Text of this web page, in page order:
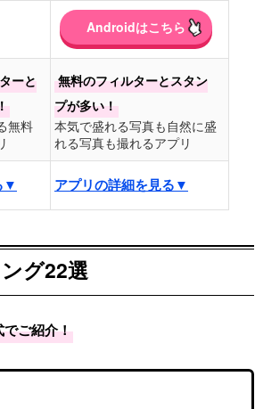
Androidはこちら
ーと
無料
無料のフィルターとスタン
プが多い！
本気で盛れる写真も自然に盛
れる写真も撮れるアプリ
▼ アプリの詳細を見る▼
グ22選
ご紹介！